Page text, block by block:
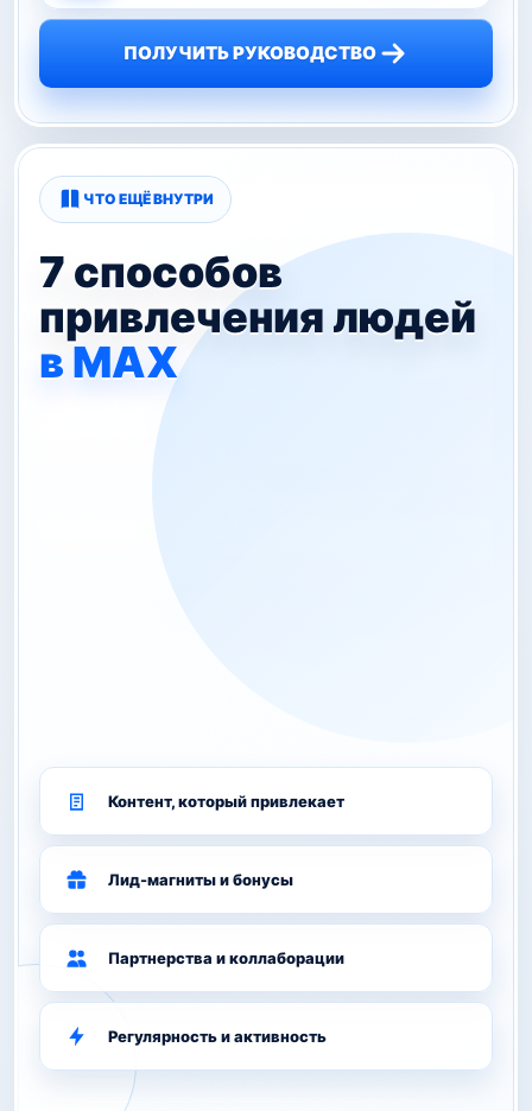
ПОЛУЧИТЬ РУКОВОДСТВО
ЧТО ЕЩЁ ВНУТРИ
7 способов
привлечения людей
в MAX
Контент, который привлекает
Лид-магниты и бонусы
Партнерства и коллаборации
Регулярность и активность